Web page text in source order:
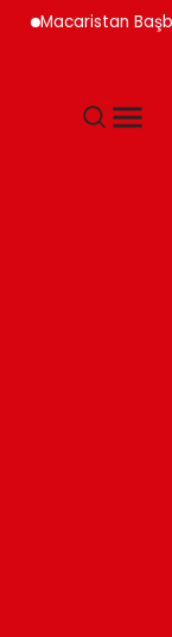
Başbakanı